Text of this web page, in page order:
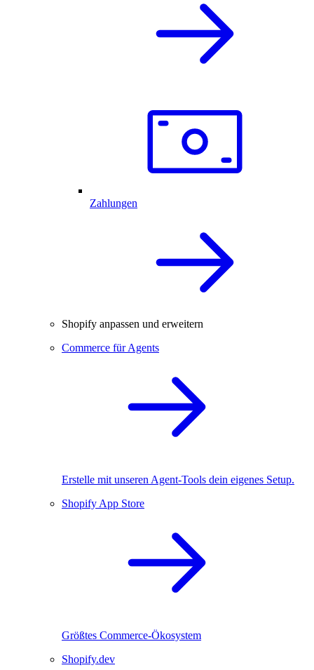
Zahlungen
Shopify anpassen und erweitern
Commerce für Agents
Erstelle mit unseren Agent-Tools dein eigenes Setup.
Shopify App Store
Größtes Commerce-Ökosystem
Shopify.dev